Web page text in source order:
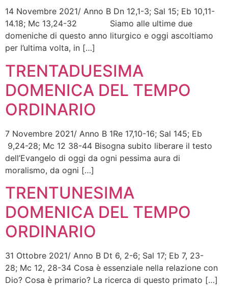
14 Novembre 2021/ Anno B Dn 12,1-3; Sal 15; Eb 10,11-
14.18; Mc 13,24-32 Siamo alle ultime due
domeniche di questo anno liturgico e oggi ascoltiamo
per l’ultima volta, in […]
TRENTADUESIMA
DOMENICA DEL TEMPO
ORDINARIO
7 Novembre 2021/ Anno B 1Re 17,10-16; Sal 145; Eb
9,24-28; Mc 12 38-44 Bisogna subito liberare il testo
dell’Evangelo di oggi da ogni pessima aura di
moralismo, da ogni […]
TRENTUNESIMA
DOMENICA DEL TEMPO
ORDINARIO
31 Ottobre 2021/ Anno B Dt 6, 2-6; Sal 17; Eb 7, 23-
28; Mc 12, 28-34 Cosa è essenziale nella relazione con
Dio? Cosa è primario? La ricerca di questo primato […]